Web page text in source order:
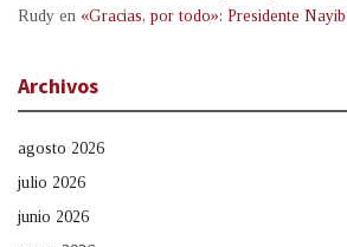
Rudy en «Gracias, por todo»: Presidente
Archivos
agosto 2026
julio 2026
junio 2026